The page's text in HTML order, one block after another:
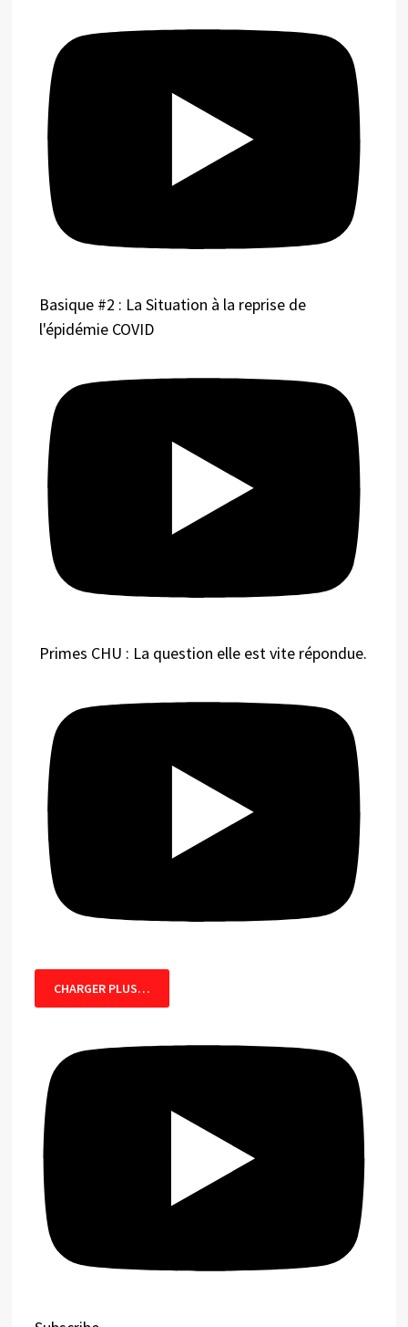
Basique #2 : La Situation à la reprise de
l'épidémie COVID
Primes CHU : La question elle est vite répondue.
CHARGER PLUS…